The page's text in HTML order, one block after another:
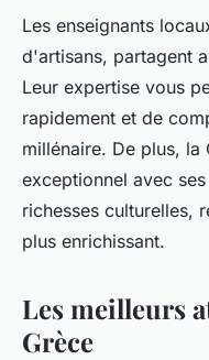
Les enseignants
d'artisans, partagent
Leur expertise vous
rapidement et de
millénaire. De plus,
exceptionnel avec
richesses culturelles,
plus enrichissant.
Les meilleurs
Grèce